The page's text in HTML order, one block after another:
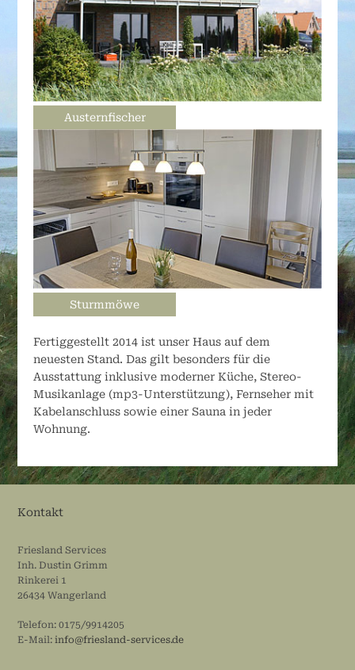
Austernfischer
Sturmmöwe
Fertiggestellt 2014 ist unser Haus auf dem
neuesten Stand. Das gilt besonders für die
Ausstattung inklusive moderner Küche, Stereo-
Musikanlage (mp3-Unterstützung), Fernseher mit
Kabelanschluss sowie einer Sauna in jeder
Wohnung.
Kontakt
Friesland Services
Inh. Dustin Grimm
Rinkerei 1
26434 Wangerland
Telefon: 0175/9914205
E-Mail:info@friesland-services.de